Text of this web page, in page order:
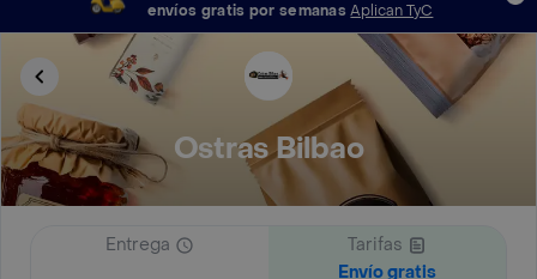
envíos gratis por semanas Aplican TyC
Ostras Bilbao
Entrega
Tarifas
Envío gratis